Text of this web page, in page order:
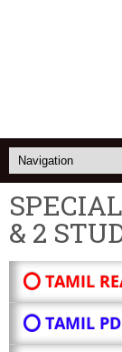
& 2
⭕ TAMIL
⭕ TAMIL